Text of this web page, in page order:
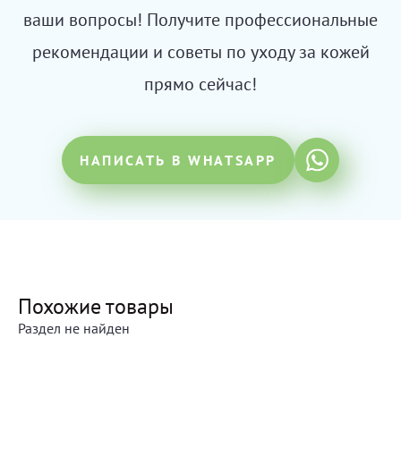
ваши вопросы! Получите профессиональные
рекомендации и советы по уходу за кожей
прямо сейчас!
НАПИСАТЬ В WHATSAPP
Похожие товары
Раздел не найден